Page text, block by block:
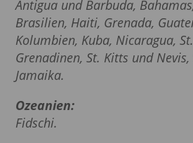
Antigua und Barbuda,
Brasilien, Haiti, Grenada,
Kolumbien, Kuba, Nicaragua,
Grenadinen, St. Kitts und
Jamaika.
Ozeanien:
Fidschi.